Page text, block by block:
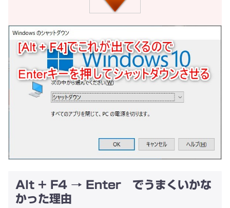
Alt + F4 → Enter でうまくいかな
かった理由